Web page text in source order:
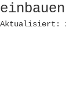
Aktualisiert: